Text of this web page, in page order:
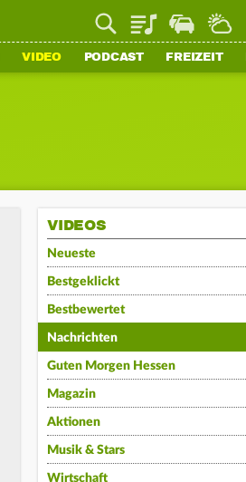
PlaylistStaupilot
VIDEO PODCAST FREIZEIT
VIDEOS
Neueste
Bestgeklickt
Bestbewertet
Nachrichten
Guten Morgen Hessen
Magazin
Aktionen
Musik & Stars
Wirtschaft